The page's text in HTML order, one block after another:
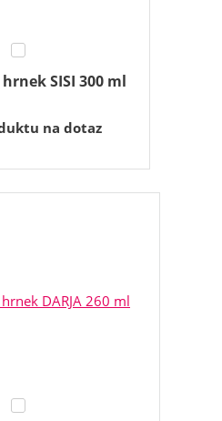
SISI 300 ml
na dotaz